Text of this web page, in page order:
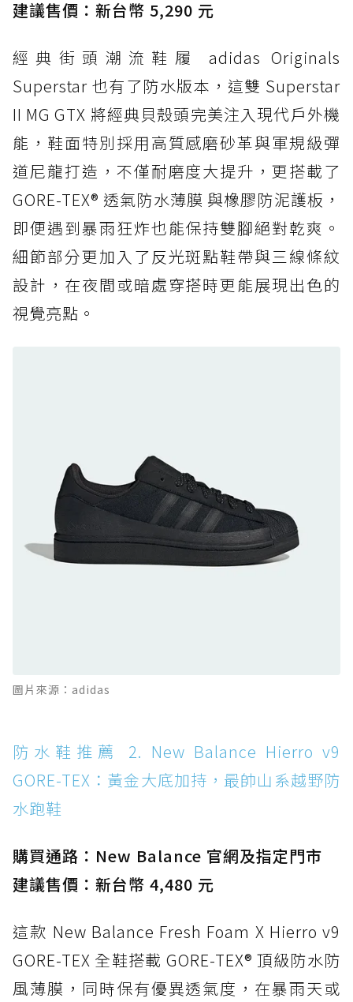
經典 Dunk 輪廓加上防水科技，雨天穿搭帥度不
打折
防水鞋推薦 4. ASICS TRABUCO 14 GTX：搭
載 GORE-TEX 隱形貼合科技，全方位防水神鞋
防水鞋推薦 5. Salomon XT-6 GORE-TEX：潮
人必備山系鞋王！防滑、防水與街頭顏值一次攻
頂
防水鞋推薦 6. HOKA Stinson Evo GTX：越野
復刻厚底，GORE-TEX 防水與增高神器一次滿
黃靴同級頂級防水，輕量化工裝健走鞋雨天必備
防水鞋推薦 7. Timberland Motion Access：
黃靴同級頂級防水，輕量化工裝健走鞋雨天必備
防水鞋推薦 10. PUMA Voyage NITRO™ 4
GORE-TEX：氮氣中底注入，回彈與防滑兼具的
全天候越野跑鞋
防水鞋推薦 11. On Cloudhorizon 2 WP：腳
感軟彈、搭載 Missiongrip™ 的防水輕越野鞋
Boot：馬汀首款雨靴登場，經典八孔加上全防
防水鞋推薦 14. SKECHERS BADGER
WATERPROOF：一踩即穿懶人神器！搭載固特
異大底與全防水厚底健走鞋
防水鞋推薦 15. Brooks Cascadia 19 GTX：注
建議售價：新台幣 5,290 元
經典街頭潮流鞋履 adidas Originals
Superstar 也有了防水版本，這雙 Superstar
II MG GTX 將經典貝殼頭完美注入現代戶外機
能，鞋面特別採用高質感磨砂革與軍規級彈
道尼龍打造，不僅耐磨度大提升，更搭載了
GORE-TEX® 透氣防水薄膜 與橡膠防泥護板，
即便遇到暴雨狂炸也能保持雙腳絕對乾爽。
細節部分更加入了反光斑點鞋帶與三線條紋
設計，在夜間或暗處穿搭時更能展現出色的
視覺亮點。
圖片來源：adidas
防水鞋推薦 2. New Balance Hierro v9
GORE-TEX：黃金大底加持，最帥山系越野防
水跑鞋
購買通路：New Balance 官網及指定門市
建議售價：新台幣 4,480 元
這款 New Balance Fresh Foam X Hierro v9
GORE-TEX 全鞋搭載 GORE-TEX® 頂級防水防
風薄膜，同時保有優異透氣度，在暴雨天或